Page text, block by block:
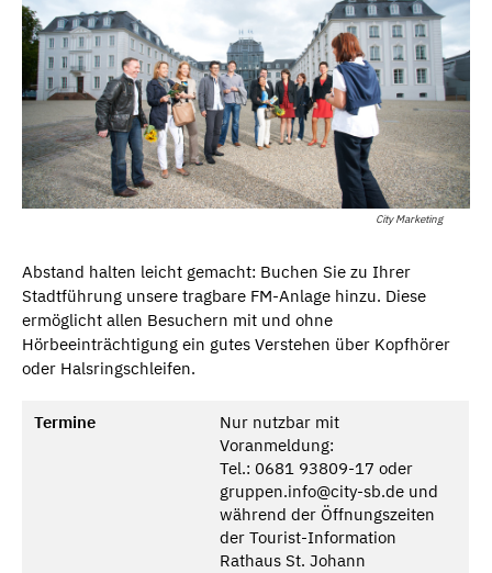
City Marketing
Abstand halten leicht gemacht: Buchen Sie zu Ihrer
Stadtführung unsere tragbare FM-Anlage hinzu. Diese
ermöglicht allen Besuchern mit und ohne
Hörbeeinträchtigung ein gutes Verstehen über Kopfhörer
oder Halsringschleifen.
Termine
Nur nutzbar mit
Voranmeldung:
Tel.: 0681 93809-17 oder
gruppen.info@city-sb.de und
während der Öffnungszeiten
der Tourist-Information
Rathaus St. Johann